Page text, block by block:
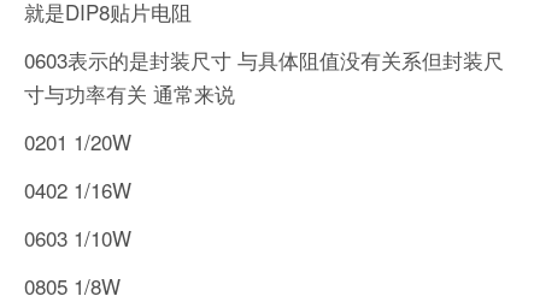
就是DIP8贴片电阻
0603表示的是封装尺寸 与具体阻值没有关系但封装尺
寸与功率有关 通常来说
0201 1/20W
0402 1/16W
0603 1/10W
0805 1/8W